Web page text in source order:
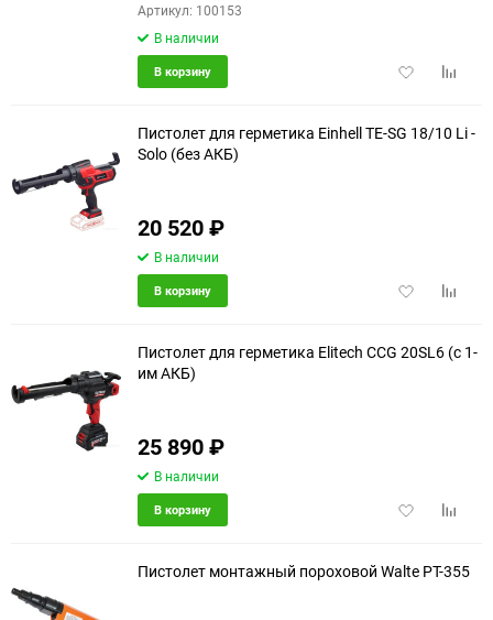
Артикул: 100153
В наличии
Добавить
В корзину
еще 4 фото
Пистолет для герметика Einhell TE-SG 18/10 Li -
Solo (без АКБ)
20 520₽
В наличии
Добавить
В корзину
еще 6 фото
Пистолет для герметика Elitech CCG 20SL6 (с 1-
им АКБ)
25 890₽
В наличии
Добавить
В корзину
Пистолет монтажный пороховой Walte PT-355